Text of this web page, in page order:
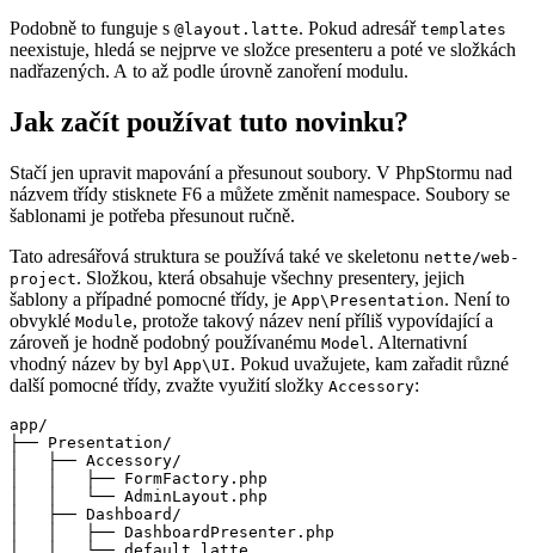
Podobně to funguje s @layout.latte. Pokud adresář templates
neexistuje, hledá se nejprve ve složce presenteru a poté ve složkách
nadřazených. A to až podle úrovně zanoření modulu.
Jak začít používat tuto novinku?
Stačí jen upravit mapování a přesunout soubory. V PhpStormu nad
názvem třídy stisknete F6 a můžete změnit namespace. Soubory se
šablonami je potřeba přesunout ručně.
Tato adresářová struktura se používá také ve skeletonu nette/web-
project. Složkou, která obsahuje všechny presentery, jejich
šablony a případné pomocné třídy, je App\Presentation. Není to
obvyklé Module, protože takový název není příliš vypovídající a
zároveň je hodně podobný používanému Model. Alternativní
vhodný název by byl App\UI. Pokud uvažujete, kam zařadit různé
další pomocné třídy, zvažte využití složky Accessory:
app/
├── Presentation/
│   ├── Accessory/
│   │   ├── FormFactory.php
│   │   └── AdminLayout.php
│   ├── Dashboard/
│   │   ├── DashboardPresenter.php